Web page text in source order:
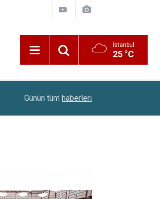
İstanbul
25 °C
Türklere Vize İçin Yeni Adım: 6 Kriter İçin
Günün tüm haberleri